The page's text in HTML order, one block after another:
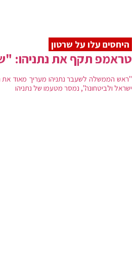
היחסים עלו על שרטון
טראמפ תקף את נתניהו:
"ראש הממשלה לשעבר נתניהו מעריך מאוד
ישראל ולביטחונה", נמסר מטעמו של נתניהו